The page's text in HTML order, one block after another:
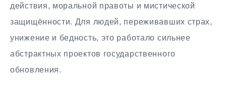
действия, моральной правоты и мистической
защищённости. Для людей, переживавших страх,
унижение и бедность, это работало сильнее
абстрактных проектов государственного
обновления.